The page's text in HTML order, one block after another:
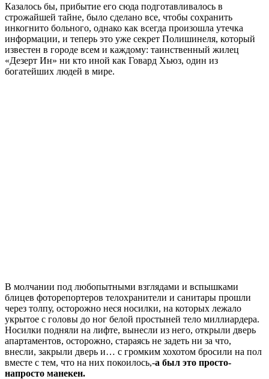
Казалось бы, прибытие его сюда подготавливалось в
строжайшей тайне, было сделано все, чтобы сохранить
инкогнито больного, однако как всегда произошла утечка
информации, и теперь это уже секрет Полишинеля, который
известен в городе всем и каждому: таинственный жилец
«Дезерт Ин» ни кто иной как Говард Хьюз, один из
богатейших людей в мире.
В молчании под любопытными взглядами и вспышками
блицев фоторепортеров телохранители и санитары прошли
через толпу, осторожно неся носилки, на которых лежало
укрытое с головы до ног белой простыней тело миллиардера.
Носилки подняли на лифте, вынесли из него, открыли дверь
апартаментов, осторожно, стараясь не задеть ни за что,
внесли, закрыли дверь и… с громким хохотом бросили на пол
вместе с тем, что на них покоилось,-а был это просто-
напросто манекен.